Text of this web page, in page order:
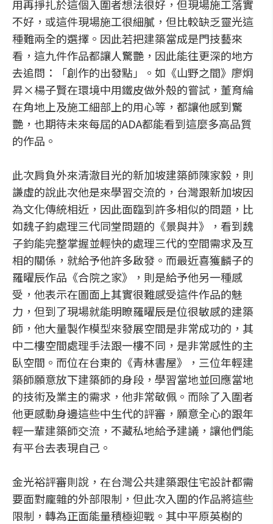
用再掙扎於這個入圍者想法很好，但現場施工落實
不好，或這件現場施工很細膩，但比較缺乏靈光這
種難兩全的選擇。因此若把建築當成是門技藝來
看，這九件作品都讓人驚艷，因此能往更深的地方
去追問：「創作的出發點」。如《山野之間》廖炯
昇×楊子賢在環境中用鐵皮做外殼的嘗試，董育綸
在角地上及施工細部上的用心等，都讓他感到驚
艷，也期待未來每屆的ADA都能看到這麼多高品質
的作品。
此次肩負外來清澈目光的新加坡建築師陳家毅，則
謙虛的說此次他是來學習交流的，台灣跟新加坡因
為文化傳統相近，因此面臨到許多相似的問題，比
如魏子鈞處理三代同堂問題的《景與井》，看到魏
子鈞能完整掌握並輕快的處理三代的空間需求及互
相的關係，就給予他許多啟發。而最近喜獲麟子的
羅曜辰作品《合院之家》，則是給予他另一種感
受，他表示在圖面上其實很難感受這件作品的魅
力，但到了現場就能明瞭羅曜辰是位很敏感的建築
師，他大量製作模型來發展空間是非常成功的，其
中二樓空間處理手法跟一樓不同，是非常感性的主
臥空間。而位在台東的《青林書屋》，三位年輕建
築師願意放下建築師的身段，學習當地並回應當地
的技術及業主的需求，他非常敬佩。而除了入圍者
他更感動身邊這些中生代的評審，願意全心的跟年
輕一輩建築師交流，不藏私地給予建議，讓他們能
有平台去表現自己。
金光裕評審則說，在台灣公共建築跟住宅設計都需
要面對龐雜的外部限制，但此次入圍的作品將這些
限制，轉為正面能量積極迎戰。其中平原英樹的